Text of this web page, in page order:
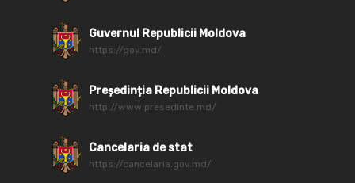
Guvernul Republicii Moldova
https://gov.md/
Președinția Republicii Moldova
http://www.presedinte.md/
Cancelaria de stat
https://cancelaria.gov.md/